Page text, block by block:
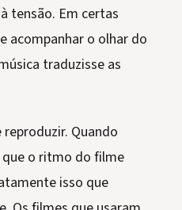
tensão. Em certas
acompanhar o olhar do
traduzisse as
Quando
o ritmo do filme
isso que